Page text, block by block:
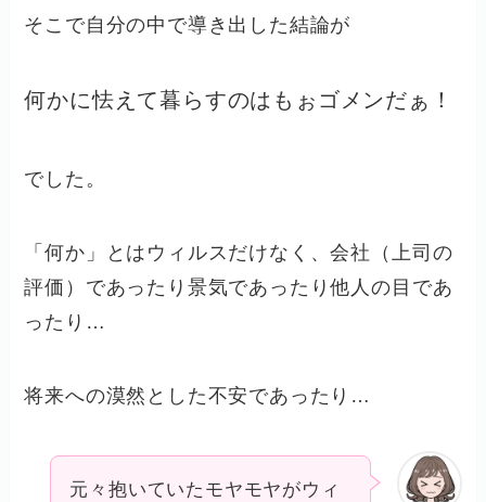
そこで自分の中で導き出した結論が
何かに怯えて暮らすのはもぉゴメンだぁ！
でした。
「何か」とはウィルスだけなく、会社（上司の
評価）であったり景気であったり他人の目であ
ったり…
将来への漠然とした不安であったり…
元々抱いていたモヤモヤがウィ